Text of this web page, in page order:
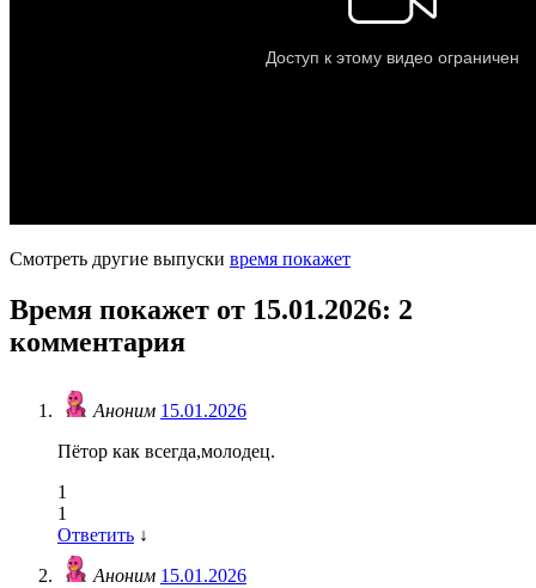
Смотреть другие выпуски время покажет
Время покажет от 15.01.2026: 2
комментария
Аноним 15.01.2026
Пётор как всегда,молодец.
1
1
Ответить ↓
Аноним 15.01.2026